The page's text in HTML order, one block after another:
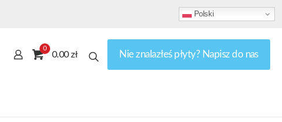
Polski
0
0.00 zł Nie znalazłeś płyty? Napisz do nas